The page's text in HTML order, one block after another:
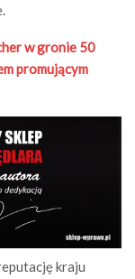
w gronie 50
promującym
kraju